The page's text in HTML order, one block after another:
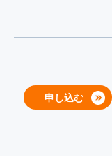
申し込む